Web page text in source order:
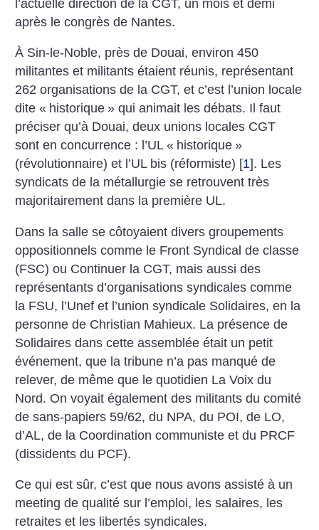
l’actuelle direction de la CGT, un mois et demi
après le congrès de Nantes.
À Sin-le-Noble, près de Douai, environ 450
militantes et militants étaient réunis, représentant
262 organisations de la CGT, et c’est l’union locale
dite « historique » qui animait les débats. Il faut
préciser qu’à Douai, deux unions locales CGT
sont en concurrence : l’UL « historique »
(révolutionnaire) et l’UL bis (réformiste) [1]. Les
syndicats de la métallurgie se retrouvent très
majoritairement dans la première UL.
Dans la salle se côtoyaient divers groupements
oppositionnels comme le Front Syndical de classe
(FSC) ou Continuer la CGT, mais aussi des
représentants d’organisations syndicales comme
la FSU, l’Unef et l’union syndicale Solidaires, en la
personne de Christian Mahieux. La présence de
Solidaires dans cette assemblée était un petit
événement, que la tribune n’a pas manqué de
relever, de même que le quotidien La Voix du
Nord. On voyait également des militants du comité
de sans-papiers 59/62, du NPA, du POI, de LO,
d’AL, de la Coordination communiste et du PRCF
(dissidents du PCF).
Ce qui est sûr, c’est que nous avons assisté à un
meeting de qualité sur l’emploi, les salaires, les
retraites et les libertés syndicales.